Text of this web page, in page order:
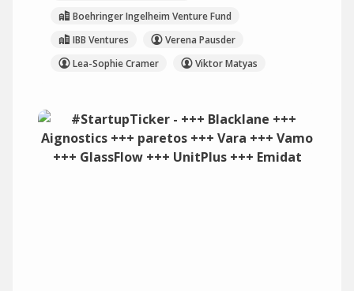
Boehringer Ingelheim Venture Fund
IBB Ventures
Verena Pausder
Lea-Sophie Cramer
Viktor Matyas